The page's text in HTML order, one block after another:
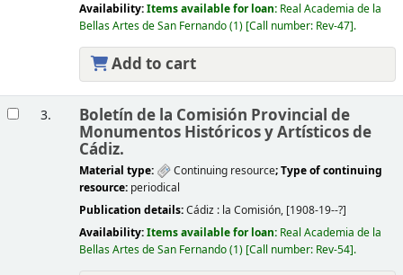
Availability:Items available for loan: Real Academia de la
Bellas Artes de San Fernando(1) Call number: Rev-47 .
Add to cart
3. Boletín de la Comisión Provincial de
Monumentos Históricos y Artísticos de
Cádiz.
Material type: Continuing resource; Type of continuing
resource: periodical
Publication details:Cádiz : la Comisión, [1908-19--?]
Availability:Items available for loan: Real Academia de la
Bellas Artes de San Fernando(1) Call number: Rev-54 .